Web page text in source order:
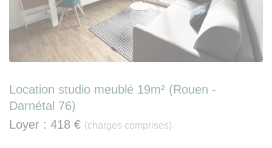
Location studio meublé 19m² (Rouen -
Darnétal 76)
Loyer : 418 € (charges comprises)